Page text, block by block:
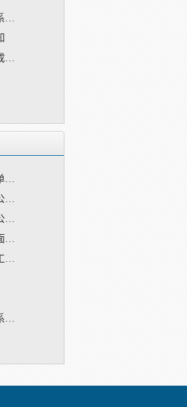
…
…
…
…
…
…
…
…